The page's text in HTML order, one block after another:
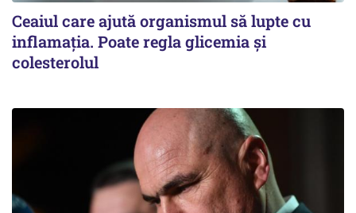
Ceaiul care ajută organismul să lupte cu
inflamația. Poate regla glicemia și
colesterolul